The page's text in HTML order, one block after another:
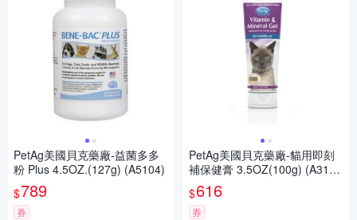
PetAg美國貝克藥廠-益菌多多
粉 Plus 4.5OZ.(127g) (A5104)
$789
券
PetAg美國貝克藥廠-貓用即刻
補保健膏 3.5OZ(100g) (A310
9)
$616
券